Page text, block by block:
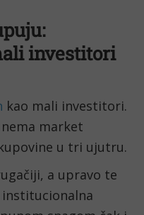
investitori
kao mali investitori.
market
u tri ujutru.
a upravo te